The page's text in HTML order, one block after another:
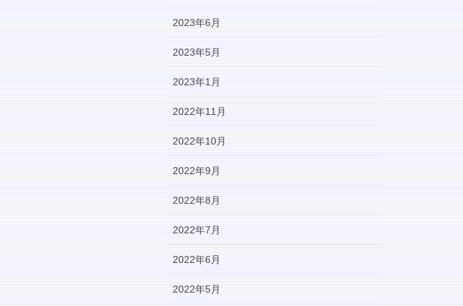
2023年6月
2023年5月
2023年1月
2022年11月
2022年10月
2022年9月
2022年8月
2022年7月
2022年6月
2022年5月